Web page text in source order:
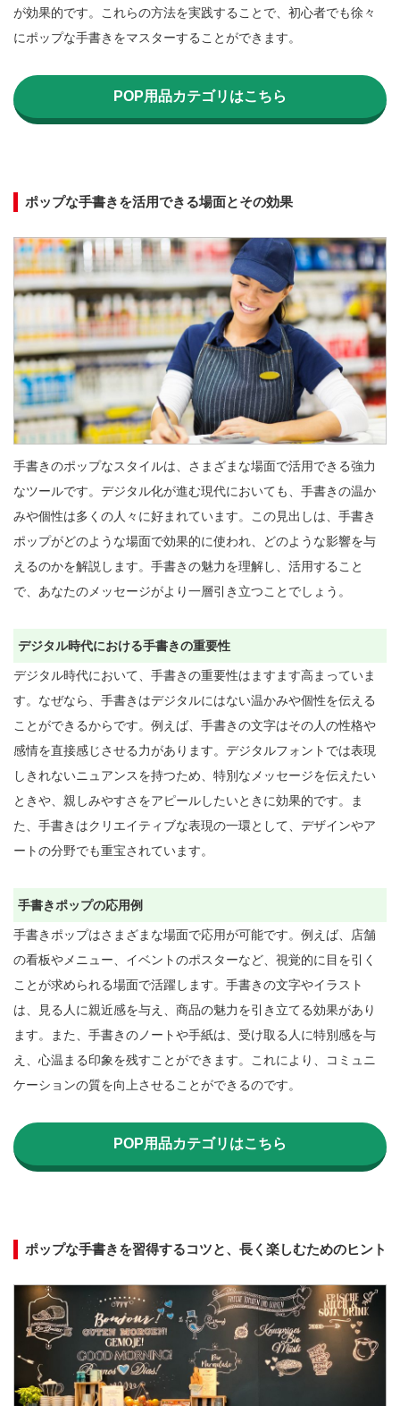
が効果的です。これらの方法を実践することで、初心者でも徐々
にポップな手書きをマスターすることができます。
POP用品カテゴリはこちら
ポップな手書きを活用できる場面とその効果
手書きのポップなスタイルは、さまざまな場面で活用できる強力
なツールです。デジタル化が進む現代においても、手書きの温か
みや個性は多くの人々に好まれています。この見出しは、手書き
ポップがどのような場面で効果的に使われ、どのような影響を与
えるのかを解説します。手書きの魅力を理解し、活用すること
で、あなたのメッセージがより一層引き立つことでしょう。
デジタル時代における手書きの重要性
デジタル時代において、手書きの重要性はますます高まっていま
す。なぜなら、手書きはデジタルにはない温かみや個性を伝える
ことができるからです。例えば、手書きの文字はその人の性格や
感情を直接感じさせる力があります。デジタルフォントでは表現
しきれないニュアンスを持つため、特別なメッセージを伝えたい
ときや、親しみやすさをアピールしたいときに効果的です。ま
た、手書きはクリエイティブな表現の一環として、デザインやア
ートの分野でも重宝されています。
手書きポップの応用例
手書きポップはさまざまな場面で応用が可能です。例えば、店舗
の看板やメニュー、イベントのポスターなど、視覚的に目を引く
ことが求められる場面で活躍します。手書きの文字やイラスト
は、見る人に親近感を与え、商品の魅力を引き立てる効果があり
ます。また、手書きのノートや手紙は、受け取る人に特別感を与
え、心温まる印象を残すことができます。これにより、コミュニ
ケーションの質を向上させることができるのです。
POP用品カテゴリはこちら
ポップな手書きを習得するコツと、長く楽しむためのヒント